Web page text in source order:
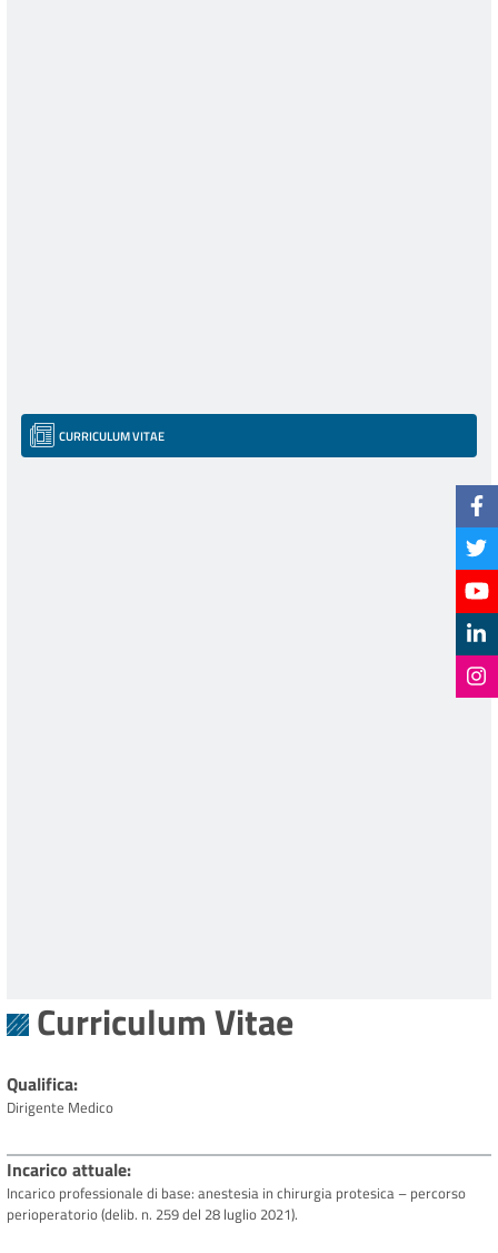
CURRICULUM VITAE
Curriculum Vitae
Qualifica
Dirigente Medico
Incarico attuale
Incarico professionale di base: anestesia in chirurgia protesica – percorso
perioperatorio (delib. n. 259 del 28 luglio 2021).